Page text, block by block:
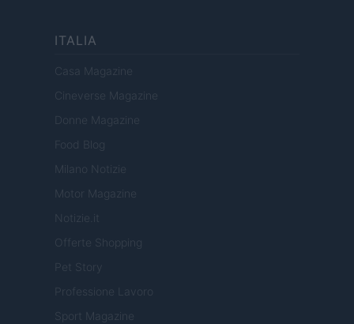
ITALIA
Casa Magazine
Cineverse Magazine
Donne Magazine
Food Blog
Milano Notizie
Motor Magazine
Notizie.it
Offerte Shopping
Pet Story
Professione Lavoro
Sport Magazine